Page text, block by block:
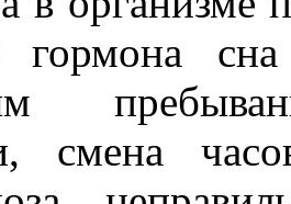
гормона
смена